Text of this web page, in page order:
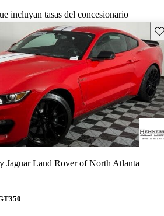
incluyan tasas del concesionario
Jaguar Land Rover of North Atlanta